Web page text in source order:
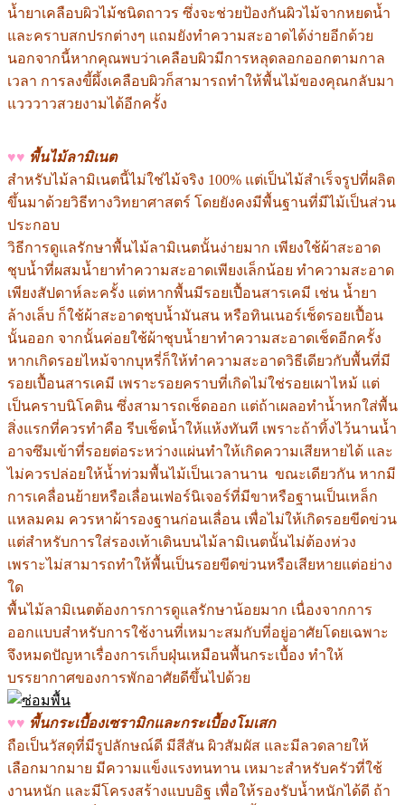
น้ำยาเคลือบผิวไม้ชนิดถาวร ซึ่งจะช่วยป้องกันผิวไม้จากหยดน้ำ
และคราบสกปรกต่างๆ แถมยังทำความสะอาดได้ง่ายอีกด้วย
นอกจากนี้หากคุณพบว่าเคลือบผิวมีการหลุดลอกออกตามกาล
เวลา การลงขี้ผึ้งเคลือบผิวก็สามารถทำให้พื้นไม้ของคุณกลับมา
แวววาวสวยงามได้อีกครั้ง
♥♥ พื้นไม้ลามิเนต
สำหรับไม้ลามิเนตนี้ไม่ใช่ไม้จริง 100% แต่เป็นไม้สำเร็จรูปที่ผลิต
ขึ้นมาด้วยวิธีทางวิทยาศาสตร์ โดยยังคงมีพื้นฐานที่มีไม้เป็นส่วน
ประกอบ
วิธีการดูแลรักษาพื้นไม้ลามิเนตนั้นง่ายมาก เพียงใช้ผ้าสะอาด
ชุบน้ำที่ผสมน้ำยาทำความสะอาดเพียงเล็กน้อย ทำความสะอาด
เพียงสัปดาห์ละครั้ง แต่หากพื้นมีรอยเปื้อนสารเคมี เช่น น้ำยา
ล้างเล็บ ก็ใช้ผ้าสะอาดชุบน้ำมันสน หรือทินเนอร์เช็ดรอยเปื้อน
นั้นออก จากนั้นค่อยใช้ผ้าชุบน้ำยาทำความสะอาดเช็ดอีกครั้ง
หากเกิดรอยไหม้จากบุหรี่ก็ให้ทำความสะอาดวิธีเดียวกับพื้นที่มี
รอยเปื้อนสารเคมี เพราะรอยคราบที่เกิดไม่ใช่รอยเผาไหม้ แต่
เป็นคราบนิโคติน ซึ่งสามารถเช็ดออก แต่ถ้าเผลอทำน้ำหกใส่พื้น
สิ่งแรกที่ควรทำคือ รีบเช็ดน้ำให้แห้งทันที เพราะถ้าทิ้งไว้นานน้ำ
อาจซึมเข้าที่รอยต่อระหว่างแผ่นทำให้เกิดความเสียหายได้ และ
ไม่ควรปล่อยให้น้ำท่วมพื้นไม้เป็นเวลานาน ขณะเดียวกัน หากมี
การเคลื่อนย้ายหรือเลื่อนเฟอร์นิเจอร์ที่มีขาหรือฐานเป็นเหล็ก
แหลมคม ควรหาผ้ารองฐานก่อนเลื่อน เพื่อไม่ให้เกิดรอยขีดข่วน
แต่สำหรับการใส่รองเท้าเดินบนไม้ลามิเนตนั้นไม่ต้องห่วง
เพราะไม่สามารถทำให้พื้นเป็นรอยขีดข่วนหรือเสียหายแต่อย่าง
ใด
พื้นไม้ลามิเนตต้องการการดูแลรักษาน้อยมาก เนื่องจากการ
ออกแบบสำหรับการใช้งานที่เหมาะสมกับที่อยู่อาศัยโดยเฉพาะ
จึงหมดปัญหาเรื่องการเก็บฝุ่นเหมือนพื้นกระเบื้อง ทำให้
บรรยากาศของการพักอาศัยดีขึ้นไปด้วย
♥♥ พื้นกระเบื้องเซรามิกและกระเบื้องโมเสก
ถือเป็นวัสดุที่มีรูปลักษณ์ดี มีสีสัน ผิวสัมผัส และมีลวดลายให้
เลือกมากมาย มีความแข็งแรงทนทาน เหมาะสำหรับครัวที่ใช้
งานหนัก และมีโครงสร้างแบบอิฐ เพื่อให้รองรับน้ำหนักได้ดี ถ้า